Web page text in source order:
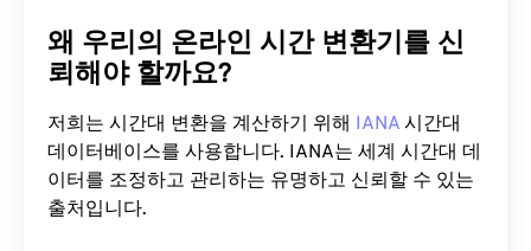
왜 우리의 온라인 시간 변환기를 신
뢰해야 할까요?
저희는 시간대 변환을 계산하기 위해 IANA 시간대
데이터베이스를 사용합니다. IANA는 세계 시간대 데
이터를 조정하고 관리하는 유명하고 신뢰할 수 있는
출처입니다.